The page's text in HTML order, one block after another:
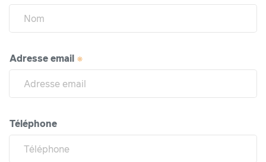
Adresse email
Téléphone